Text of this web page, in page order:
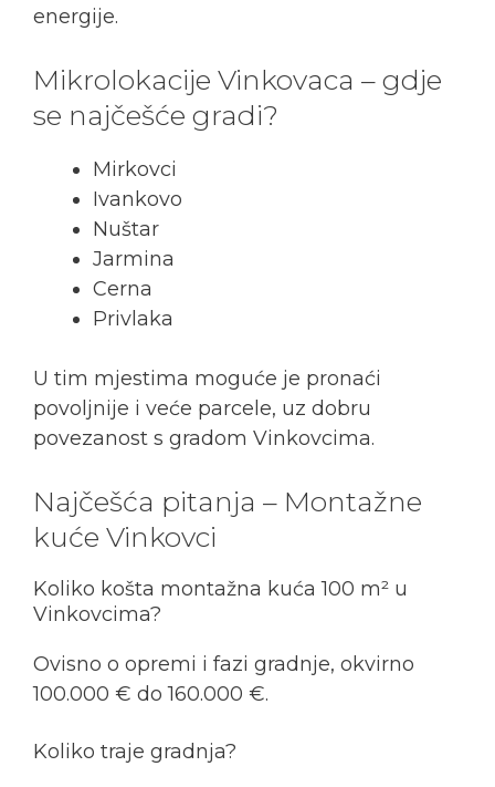
energije.
Mikrolokacije Vinkovaca – gdje
se najčešće gradi?
Mirkovci
Ivankovo
Nuštar
Jarmina
Cerna
Privlaka
U tim mjestima moguće je pronaći
povoljnije i veće parcele, uz dobru
povezanost s gradom Vinkovcima.
Najčešća pitanja – Montažne
kuće Vinkovci
Koliko košta montažna kuća 100 m² u
Vinkovcima?
Ovisno o opremi i fazi gradnje, okvirno
100.000 € do 160.000 €.
Koliko traje gradnja?